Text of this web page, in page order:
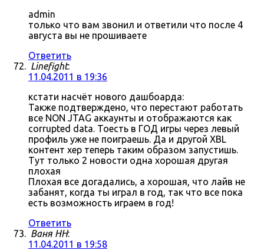
admin
только что вам звонил и ответили что после 4
августа вы не прошиваете
Ответить
Linefight:
11.04.2011 в 19:36
кстати насчёт нового дашбоарда:
Также подтверждено, что перестают работать
все NON JTAG аккаунты и отображаются как
corrupted data. Тоесть в ГОД игры через левый
профиль уже не поиграешь. Да и другой XBL
контент хер теперь таким образом запустишь.
Тут только 2 новости одна хорошая другая
плохая
Плохая все догадались, а хорошая, что лайв не
забанят, когда ты играл в год, так что все пока
есть возможность играем в год!
Ответить
Ваня НН:
11.04.2011 в 19:58